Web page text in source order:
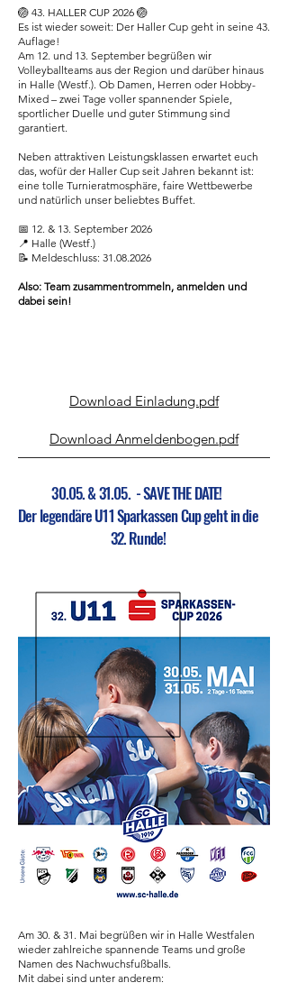
🏐 43. HALLER CUP 2026 🏐
Es ist wieder soweit: Der Haller Cup geht in seine 43.
Auflage!
Am 12. und 13. September begrüßen wir
Volleyballteams aus der Region und darüber hinaus
in Halle (Westf.). Ob Damen, Herren oder Hobby-
Mixed – zwei Tage voller spannender Spiele,
sportlicher Duelle und guter Stimmung sind
garantiert.
Neben attraktiven Leistungsklassen erwartet euch
das, wofür der Haller Cup seit Jahren bekannt ist:
eine tolle Turnieratmosphäre, faire Wettbewerbe
und natürlich unser beliebtes Buffet.
📅 12. & 13. September 2026
📍 Halle (Westf.)
📝 Meldeschluss: 31.08.2026
Also: Team zusammentrommeln, anmelden und
dabei sein!
Download Einladung.pdf
Download Anmeldenbogen.pdf
30.05. & 31.05. - SAVE THE DATE!
Der legendäre U11 Sparkassen Cup geht in die
32. Runde!
Am 30. & 31. Mai begrüßen wir in Halle Westfalen
wieder zahlreiche spannende Teams und große
Namen des Nachwuchsfußballs.
Mit dabei sind unter anderem: